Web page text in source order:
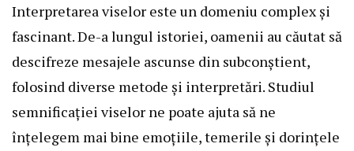
Interpretarea viselor este un domeniu complex și
fascinant. De-a lungul istoriei, oamenii au căutat să
descifreze mesajele ascunse din subconștient,
folosind diverse metode și interpretări. Studiul
semnificației viselor ne poate ajuta să ne
înțelegem mai bine emoțiile, temerile și dorințele